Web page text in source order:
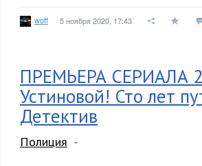
woff 5 ноября 2020, 17:43
ПРЕМЬЕРА СЕРИАЛА
Устиновой! Сто лет
Детектив
Полиция